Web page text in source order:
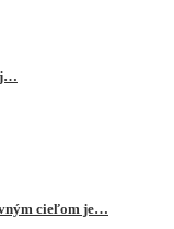
cieľom je…